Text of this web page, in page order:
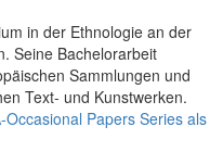
in der Ethnologie an der
Seine Bachelorarbeit
Sammlungen und
Text- und Kunstwerken.
Papers Series als